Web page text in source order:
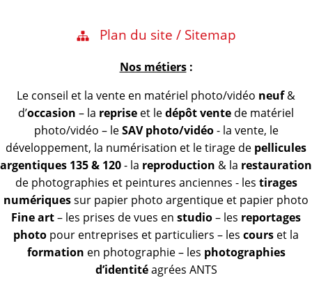
Plan du site / Sitemap
Nos métiers:
Le conseil et la vente en matériel photo/vidéo neuf&
d’occasion – la reprise et ledépôt vente de matériel
photo/vidéo – leSAV photo/vidéo- la vente, le
développement, la numérisation et le tirage de pellicules
argentiques 135 & 120- la reproduction & la restauration
de photographies et peintures anciennes - les tirages
numériquessur papier photo argentique et papier photo
Fine art– les prises de vues en studio– les reportages
photo pour entreprises et particuliers – les cours et la
formation en photographie – les photographies
d’identitéagrées ANTS